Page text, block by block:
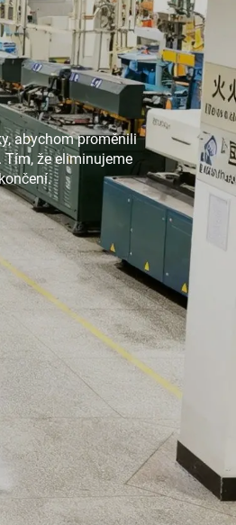
abychom proměnili
že eliminujeme